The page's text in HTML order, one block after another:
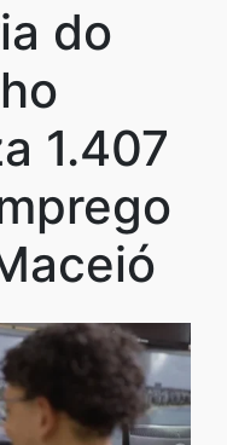
do
1.407